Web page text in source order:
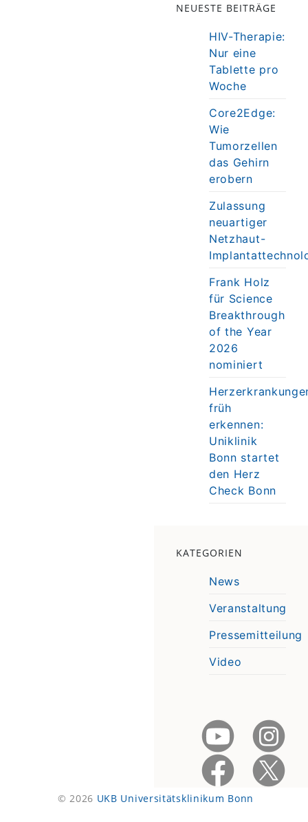
NEUESTE BEITRÄGE
HIV-Therapie:
Nur eine
Tablette pro
Woche
Core2Edge:
Wie
Tumorzellen
das Gehirn
erobern
Zulassung
neuartiger
Netzhaut-
Frank Holz
für Science
Breakthrough
of the Year
2026
nominiert
früh
erkennen:
Uniklinik
Bonn startet
den Herz
Check Bonn
KATEGORIEN
News
Veranstaltung
Pressemitteilung
Video
© 2026 UKB Universitätsklinikum Bonn